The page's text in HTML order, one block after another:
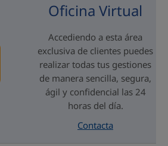
Oficina Virtual
Accediendo a esta área
exclusiva de clientes puedes
realizar todas tus gestiones
de manera sencilla, segura,
ágil y confidencial las 24
horas del día.
Contacta